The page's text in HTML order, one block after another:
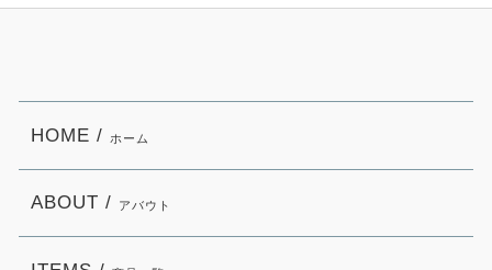
HOME / ホーム
ABOUT / アバウト